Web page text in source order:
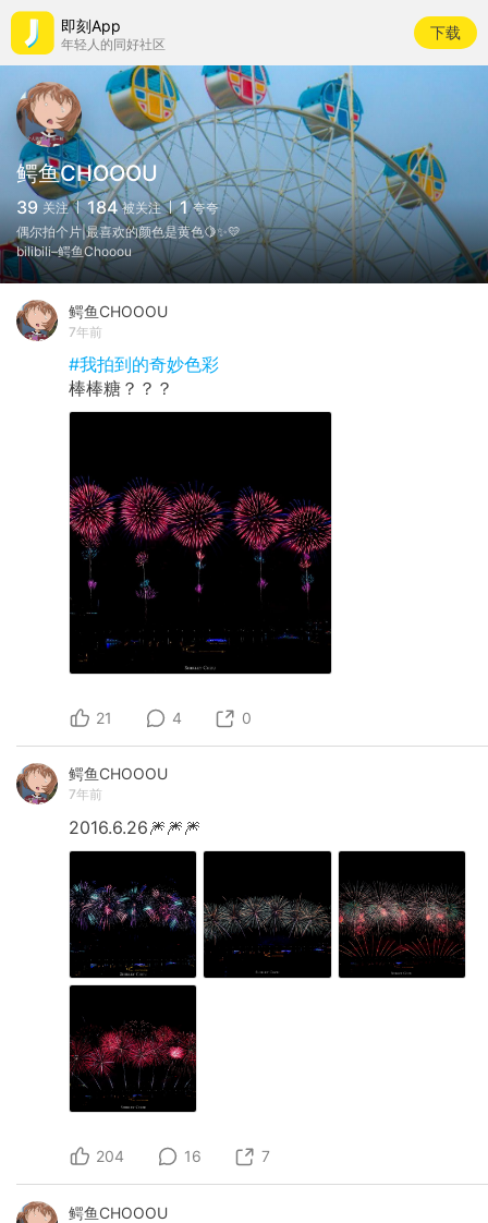
即刻App
年轻人的同好社区
下载
鳄鱼CHOOOU
39 关注 184 被关注 1 夸夸
偶尔拍个片|最喜欢的颜色是黄色🍋✨💛
bilibili–鳄鱼Chooou
鳄鱼CHOOOU
7年前
#我拍到的奇妙色彩
棒棒糖？？？
21 4 0
鳄鱼CHOOOU
7年前
2016.6.26🎆🎆🎆
204 16 7
鳄鱼CHOOOU